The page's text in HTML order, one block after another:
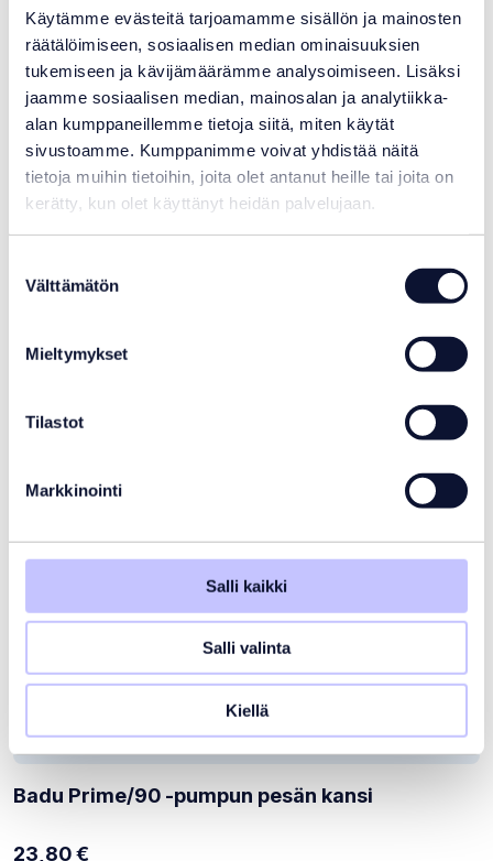
Käytämme evästeitä tarjoamamme sisällön ja mainosten
räätälöimiseen, sosiaalisen median ominaisuuksien
tukemiseen ja kävijämäärämme analysoimiseen. Lisäksi
jaamme sosiaalisen median, mainosalan ja analytiikka-
alan kumppaneillemme tietoja siitä, miten käytät
sivustoamme. Kumppanimme voivat yhdistää näitä
tietoja muihin tietoihin, joita olet antanut heille tai joita on
kerätty, kun olet käyttänyt heidän palvelujaan.
valinta
Välttämätön
Mieltymykset
Tilastot
Markkinointi
Salli kaikki
Salli valinta
Kiellä
Badu Prime/90 -pumpun kannen o-rengas
12,15€
Varastotilanne:
Varastossa
Badu Prime/90 -pumpun pesän kansi
23,80€